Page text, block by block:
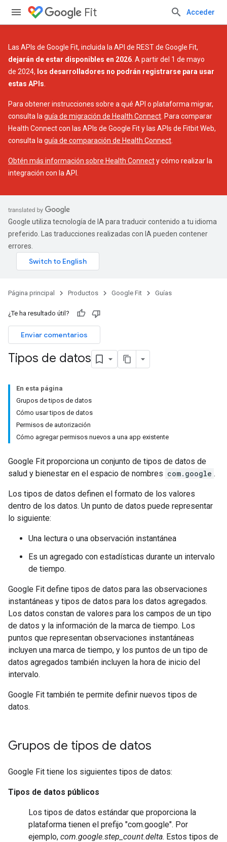
Fit Acceder
Las APIs de Google Fit, incluida la API de REST de Google Fit,
dejarán de estar disponibles en 2026 . A partir del 1 de mayo
de 2024, los desarrolladores no podrán registrarse para usar
estas APIs
Para obtener instrucciones sobre a qué API o plataforma migrar,
consulta la guía de migración de Health Connect . Para comparar
Health Connect con las APIs de Google Fit y las APIs de Fitbit Web,
consulta la guía de comparación de Health Connect
Obtén más información sobre Health Connecty cómo realizar la
integración con la API.
Google utiliza tecnología de IA para traducir contenido a tu idioma
preferido. Las traducciones realizadas con IA pueden contener
errores.
Página principal Productos Google Fit Guías
¿Te ha resultado útil?
Enviar comentarios
Tipos de datos
En esta página
Grupos de tipos de datos
Cómo usar tipos de datos
Permisos de autorización
Cómo agregar permisos nuevos a una app existente
Google Fit proporciona un conjunto de tipos de datos de
salud y bienestar en el espacio de nombres com.google .
Los tipos de datos definen el formato de los valores
dentro de los datos. Un punto de datos puede representar
lo siguiente:
Una lectura o una observación instantánea
Es un agregado con estadísticas durante un intervalo
de tiempo.
Google Fit define tipos de datos para las observaciones
instantáneas y tipos de datos para los datos agregados.
Los datos constan de valores para los campos de un tipo
de datos y la información de la marca de tiempo. Los
puntos que representan observaciones instantáneas
incluyen una marca de tiempo, y los puntos de un tipo de
datos agregados también incluyen la hora de inicio del
intervalo.
Google Fit también te permite definir nuevos tipos de
datos.
Grupos de tipos de datos
Google Fit tiene los siguientes tipos de datos:
Tipos de datos públicos
Los tipos de datos estándar que proporciona la
plataforma tienen el prefijo "com.google". Por
ejemplo, com.google.step_count.delta. Estos tipos de